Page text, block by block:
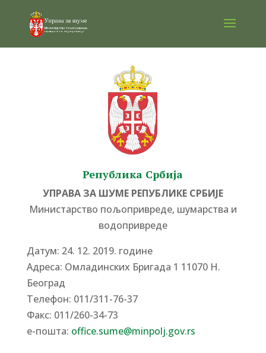
Република Србија
УПРАВА ЗА ШУМЕ РЕПУБЛИКЕ СРБИЈЕ
Министарство пољопривреде, шумарства и
водопривреде
Датум: 24. 12. 2019. године
Адреса: Омладинских Бригада 1 11070 Н.
Београд
Tелефон: 011/311-76-37
Факс: 011/260-34-73
е-пошта: office.sume@minpolj.gov.rs